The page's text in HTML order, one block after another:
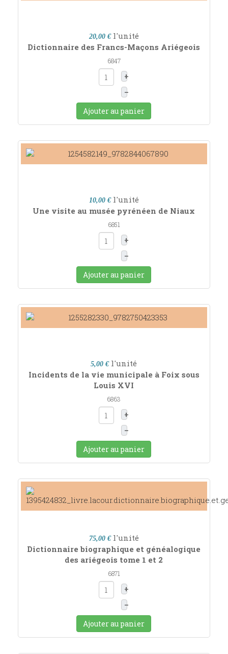
20,00 € l'unité
Dictionnaire des Francs-Maçons Ariégeois
6847
+
–
Ajouter au panier
10,00 € l'unité
Une visite au musée pyrénéen de Niaux
6851
+
–
Ajouter au panier
5,00 € l'unité
Incidents de la vie municipale à Foix sous
Louis XVI
6863
+
–
Ajouter au panier
75,00 € l'unité
Dictionnaire biographique et généalogique
des ariégeois tome 1 et 2
6871
+
–
Ajouter au panier